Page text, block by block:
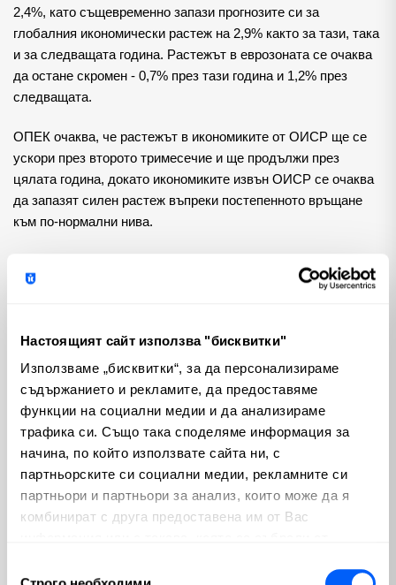
Настоящият сайт използва "бисквитки"
Използваме „бисквитки“, за да персонализираме
съдържанието и рекламите, да предоставяме
функции на социални медии и да анализираме
трафика си. Също така споделяме информация за
начина, по който използвате сайта ни, с
партньорските си социални медии, рекламните си
партньори и партньори за анализ, които може да я
комбинират с друга предоставена им от Вас
2,4%, като същевременно запази прогнозите си за
глобалния икономически растеж на 2,9% както за тази, така
и за следващата година. Растежът в еврозоната се очаква
да остане скромен - 0,7% през тази година и 1,2% през
следващата.
ОПЕК очаква, че растежът в икономиките от ОИСР ще се
ускори през второто тримесечие и ще продължи през
цялата година, докато икономиките извън ОИСР се очаква
да запазят силен растеж въпреки постепенното връщане
към по-нормални нива.
възприемат по-благоприятни парични политики през
краткосрочния път на основната инфлация. ОПЕК
предполага, че неотдавнашната волатилност на световните
капиталови пазари може да подтикне централните банки да
обмислят мерки за противодействие на тези колебания,
засилвайки аргументите за понижаване на лихвените
проценти през следващите месеци.
Международната агенция по енергетика (МАЕ) ще
публикува месечния си доклад за петрола във вторник,
000 барела на ден през тази година и 980 000 барела на ден